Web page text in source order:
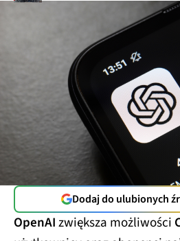
Dodaj do ulubionych
OpenAIzwiększa możliwości